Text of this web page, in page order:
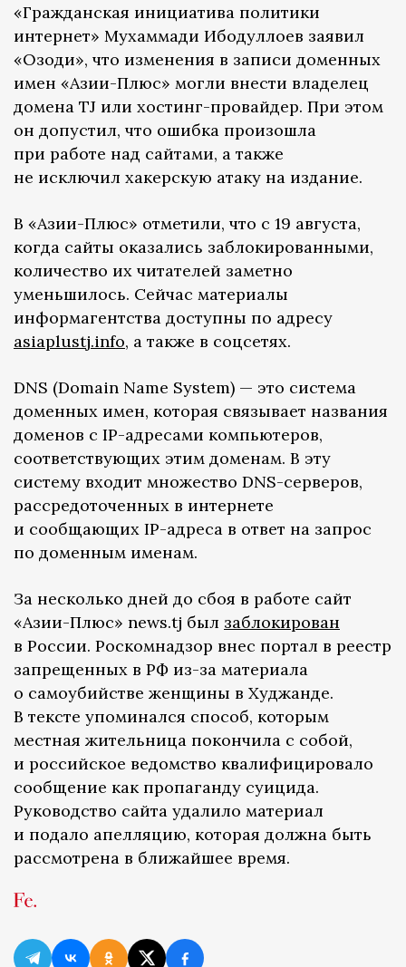
«Гражданская инициатива политики
интернет» Мухаммади Ибодуллоев заявил
«Озоди», что изменения в записи доменных
имен «Азии-Плюс» могли внести владелец
домена TJ или хостинг-провайдер. При этом
он допустил, что ошибка произошла
при работе над сайтами, а также
не исключил хакерскую атаку на издание.
В «Азии-Плюс» отметили, что с 19 августа,
когда сайты оказались заблокированными,
количество их читателей заметно
уменьшилось. Сейчас материалы
информагентства доступны по адресу
asiaplustj.info, а также в соцсетях.
DNS (Domain Name System) — это система
доменных имен, которая связывает названия
доменов с IP-адресами компьютеров,
соответствующих этим доменам. В эту
систему входит множество DNS-серверов,
рассредоточенных в интернете
и сообщающих IP-адреса в ответ на запрос
по доменным именам.
За несколько дней до сбоя в работе сайт
«Азии-Плюс» news.tj был заблокирован
в России. Роскомнадзор внес портал в реестр
запрещенных в РФ из-за материала
о самоубийстве женщины в Худжанде.
В тексте упоминался способ, которым
местная жительница покончила с собой,
и российское ведомство квалифицировало
сообщение как пропаганду суицида.
Руководство сайта удалило материал
и подало апелляцию, которая должна быть
рассмотрена в ближайшее время.